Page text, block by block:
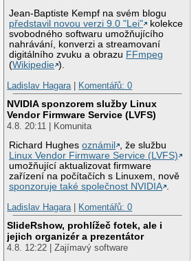
Jean-Baptiste Kempf na svém blogu
představil novou verzi 9.0 "Lei"
kolekce
svobodného softwaru umožňujícího
nahrávání, konverzi a streamovaní
digitálního zvuku a obrazu FFmpeg
(Wikipedie ).
Ladislav Hagara| Komentářů: 0
NVIDIA sponzorem služby Linux
Vendor Firmware Service (LVFS)
4.8. 20:11 | Komunita
Richard Hughesoznámil
, že službu
Linux Vendor Firmware Service (LVFS)
umožňující aktualizovat firmware
zařízení na počítačích s Linuxem, nově
sponzoruje také společnost NVIDIA .
Ladislav Hagara| Komentářů: 0
SlideRshow, prohlížeč fotek, ale i
jejich organizér a prezentátor
4.8. 12:22 | Zajímavý software